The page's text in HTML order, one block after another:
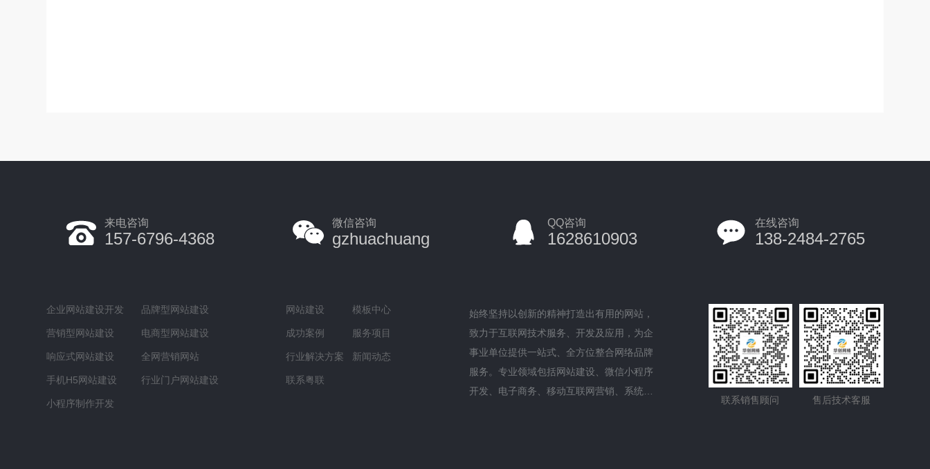
来电咨询
157-6796-4368
微信咨询
gzhuachuang
QQ咨询
1628610903
在线咨询
138-2484-2765
企业网站建设开发 品牌型网站建设
营销型网站建设 电商型网站建设
响应式网站建设 全网营销网站
手机H5网站建设 行业门户网站建设
小程序制作开发
网站建设 模板中心
成功案例 服务项目
行业解决方案 新闻动态
联系粤联
始终坚持以创新的精神打造出有用的网站，
致力于互联网技术服务、开发及应用，为企
事业单位提供一站式、全方位整合网络品牌
服务。专业领域包括网站建设、微信小程序
开发、电子商务、移动互联网营销、系统平
联系销售顾问 售后技术客服